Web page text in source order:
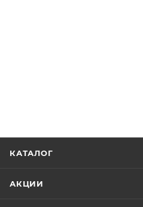
КАТАЛОГ
АКЦИИ